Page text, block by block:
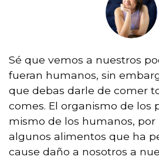
Sé que vemos a nuestros
fueran humanos, sin
que debas darle de comer
comes. El organismo de los
mismo de los humanos, por
algunos alimentos que ha
cause daño a nosotros a